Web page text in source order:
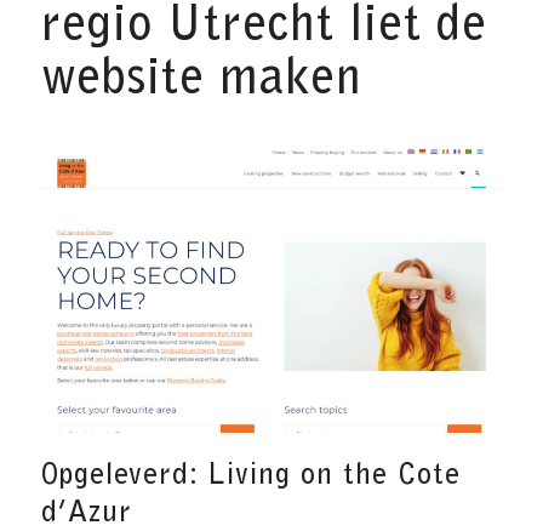
regio Utrecht liet de
website maken
Opgeleverd: Living on the Cote
d’Azur